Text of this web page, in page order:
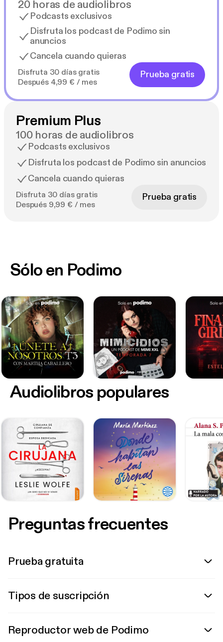
20 horas de audiolibros
Podcasts exclusivos
Disfruta los podcast de Podimo sin
anuncios
Cancela cuando quieras
Disfruta 30 días gratis
Después 4,99 € / mes
Prueba gratis
Premium Plus
100 horas de audiolibros
Podcasts exclusivos
Disfruta los podcast de Podimo sin anuncios
Cancela cuando quieras
Disfruta 30 días gratis
Después 9,99 € / mes
Prueba gratis
Sólo en Podimo
Audiolibros populares
Preguntas frecuentes
Prueba gratuita
Tipos de suscripción
Reproductor web de Podimo